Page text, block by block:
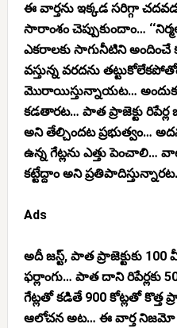
ఈ వార్తను ఇక్కడ సరిగ్గా
సారాంశం చెప్పుకుందాం…
ఎకరాలకు సాగునీటిని అందించే
వస్తున్న వరదను
మొరాయిస్తున్నాయట… అందుకని
కడతారట… పాత ప్రాజెక్టు
అని తేల్చిందట ప్రభుత్వం…
ఉన్న గేట్లను ఎత్తు పెంచాలి…
కట్టేద్దాం అని
Ads
అదీ జస్ట్, పాత ప్రాజెక్టుకు
ఫర్లాంగు… పాత దాని రిపేర్లకు
గేట్లతో కడితే 900 కోట్లతో కొత్త
ఆలోచన అట… ఈ వార్త నిజమో